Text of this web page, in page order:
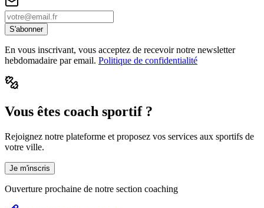
S'abonner
En vous inscrivant, vous acceptez de recevoir notre newsletter
hebdomadaire par email. Politique de confidentialité
Vous êtes coach sportif ?
Rejoignez notre plateforme et proposez vos services aux sportifs de
votre ville.
Je m'inscris
Ouverture prochaine de notre section coaching